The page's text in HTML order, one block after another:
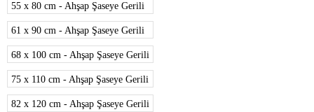
55 x 80 cm - Ahşap Şaseye Gerili
61 x 90 cm - Ahşap Şaseye Gerili
68 x 100 cm - Ahşap Şaseye Gerili
75 x 110 cm - Ahşap Şaseye Gerili
82 x 120 cm - Ahşap Şaseye Gerili